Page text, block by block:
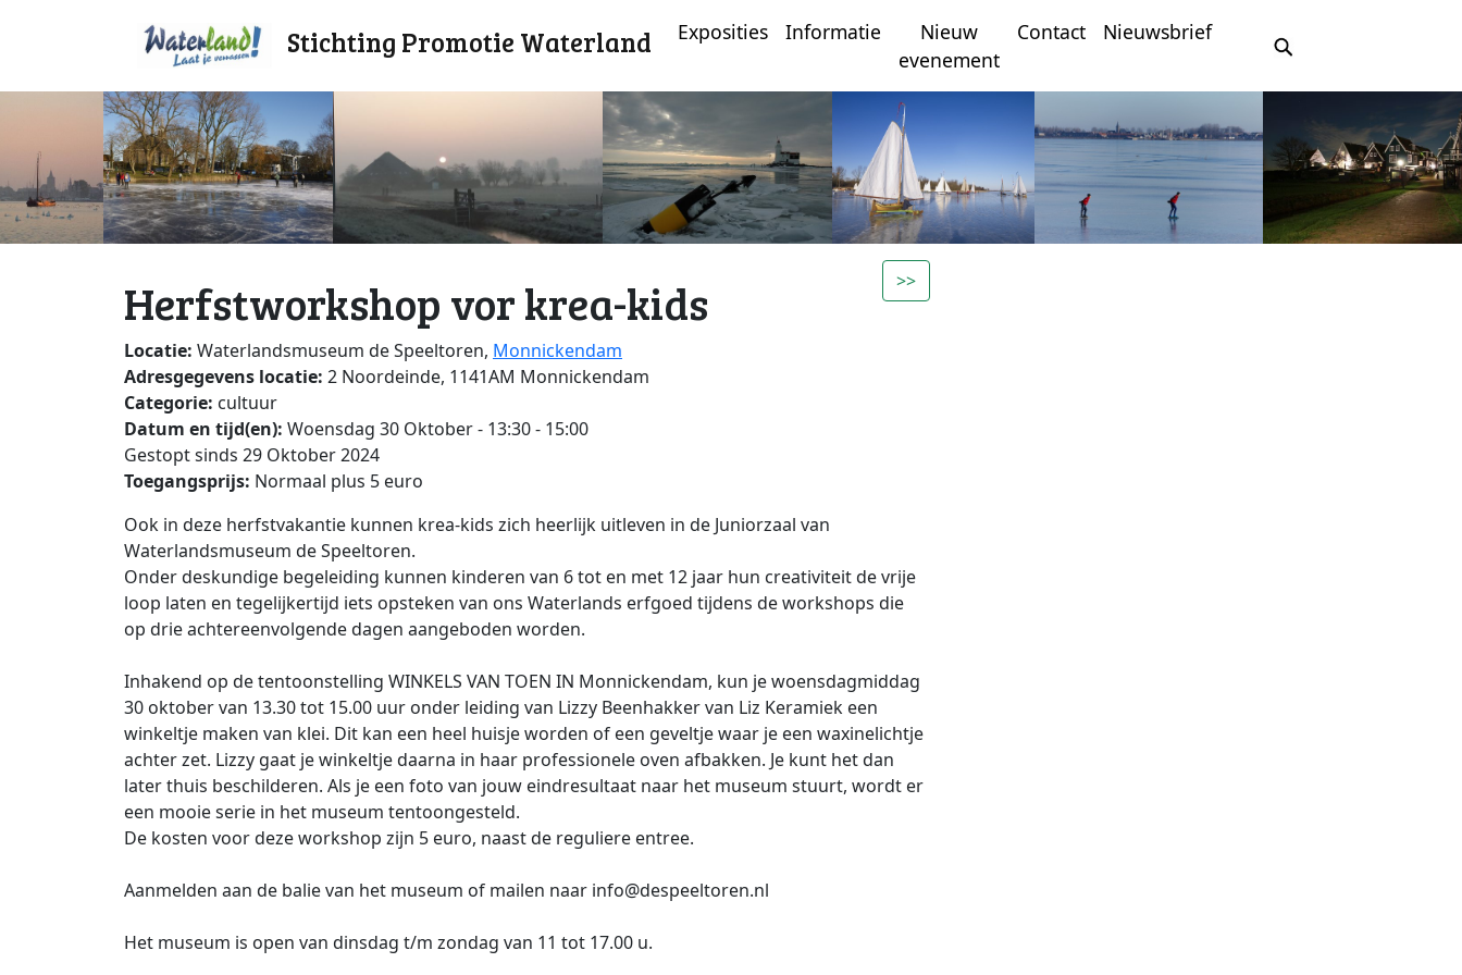
Stichting Promotie Waterland Exposities Informatie
Nieuw
evenement
Contact Nieuwsbrief
Herfstworkshop vor krea-kids >>
Locatie: Waterlandsmuseum de Speeltoren, Monnickendam
Adresgegevens locatie: 2 Noordeinde, 1141AM Monnickendam
Categorie: cultuur
Datum en tijd(en): Woensdag 30 Oktober - 13:30 - 15:00
Gestopt sinds 29 Oktober 2024
Toegangsprijs: Normaal plus 5 euro
Ook in deze herfstvakantie kunnen krea-kids zich heerlijk uitleven in de Juniorzaal van
Waterlandsmuseum de Speeltoren.
Onder deskundige begeleiding kunnen kinderen van 6 tot en met 12 jaar hun creativiteit de vrije
loop laten en tegelijkertijd iets opsteken van ons Waterlands erfgoed tijdens de workshops die
op drie achtereenvolgende dagen aangeboden worden.
Inhakend op de tentoonstelling WINKELS VAN TOEN IN Monnickendam, kun je woensdagmiddag
30 oktober van 13.30 tot 15.00 uur onder leiding van Lizzy Beenhakker van Liz Keramiek een
winkeltje maken van klei. Dit kan een heel huisje worden of een geveltje waar je een waxinelichtje
achter zet. Lizzy gaat je winkeltje daarna in haar professionele oven afbakken. Je kunt het dan
later thuis beschilderen. Als je een foto van jouw eindresultaat naar het museum stuurt, wordt er
een mooie serie in het museum tentoongesteld.
De kosten voor deze workshop zijn 5 euro, naast de reguliere entree.
Aanmelden aan de balie van het museum of mailen naar info@despeeltoren.nl
Het museum is open van dinsdag t/m zondag van 11 tot 17.00 u.